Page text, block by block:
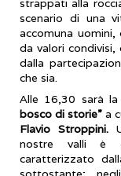
strappati alla
scenario di una
accomuna
da valori
dalla
che sia.
Alle 16,30 sarà la
bosco di storie” a
Flavio Stroppini.
nostre valli è
caratterizzato